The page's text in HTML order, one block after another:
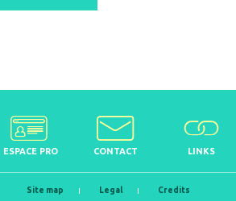
ESPACE PRO CONTACT LINKS
Site map Legal Credits